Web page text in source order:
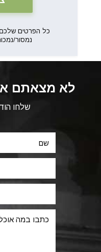
כל הפרטים
נמסור/
לא מצאתם
שלחו